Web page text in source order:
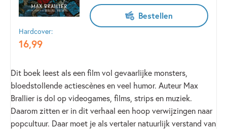
Hardcover:
16,99
Bestellen
Dit boek leest als een film vol gevaarlijke monsters,
bloedstollende actiescènes en veel humor. Auteur Max
Brallier is dol op videogames, films, strips en muziek.
Daarom zitten er in dit verhaal een hoop verwijzingen naar
popcultuur. Daar moet je als vertaler natuurlijk verstand van